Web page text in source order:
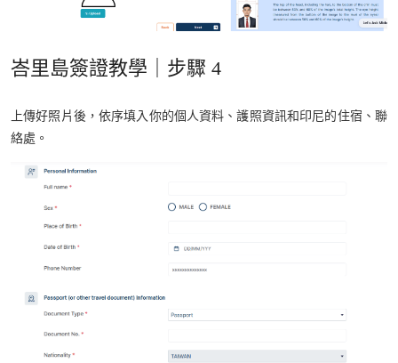
峇里島簽證教學｜步驟 4
上傳好照片後，依序填入你的個人資料、護照資訊和印尼的住宿、聯
絡處。